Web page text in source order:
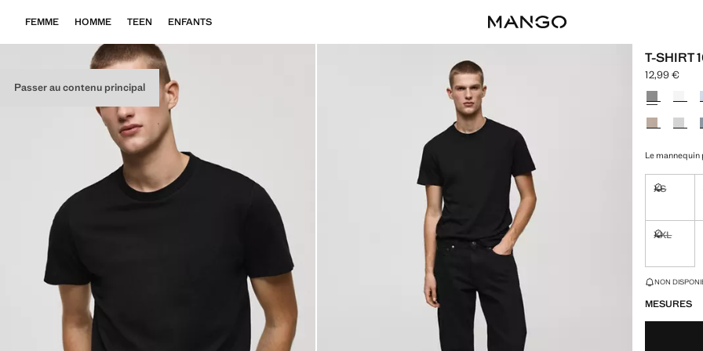
Passer au contenu principal
FEMME HOMME TEEN ENFANTS
T-SHIRT
Prix actuel
12,99 €
Choisissez
Le mannequin
XS
XXL
DERNIÈRES
NON
MESURES